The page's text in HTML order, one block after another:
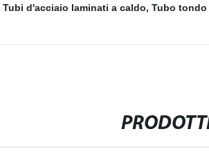
Tubi d'acciaio laminati a caldo, Tubo